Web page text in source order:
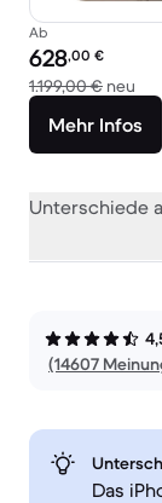
Ab
Preis des
628,00 €
1.199,00 € neu
Mehr Infos
Unterschiede
(14607
Das